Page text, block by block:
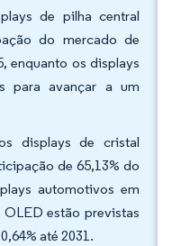
de pilha central
do mercado de
enquanto os displays
para avançar a um
displays de cristal
de 65,13% do
automotivos em
estão previstas
até 2031.